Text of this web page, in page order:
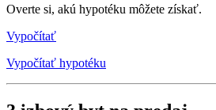
Overte si, akú hypotéku môžete získať.
Vypočítať
Vypočítať hypotéku